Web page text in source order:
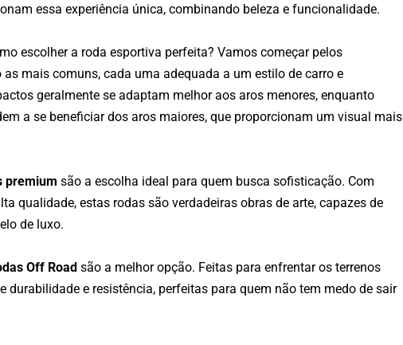
essa experiência única, combinando beleza e funcionalidade.
escolher a roda esportiva perfeita? Vamos começar pelos
as mais comuns, cada uma adequada a um estilo de carro e
geralmente se adaptam melhor aos aros menores, enquanto
a se beneficiar dos aros maiores, que proporcionam um visual mais
premium são a escolha ideal para quem busca sofisticação. Com
qualidade, estas rodas são verdadeiras obras de arte, capazes de
de luxo.
Off Road são a melhor opção. Feitas para enfrentar os terrenos
durabilidade e resistência, perfeitas para quem não tem medo de sair